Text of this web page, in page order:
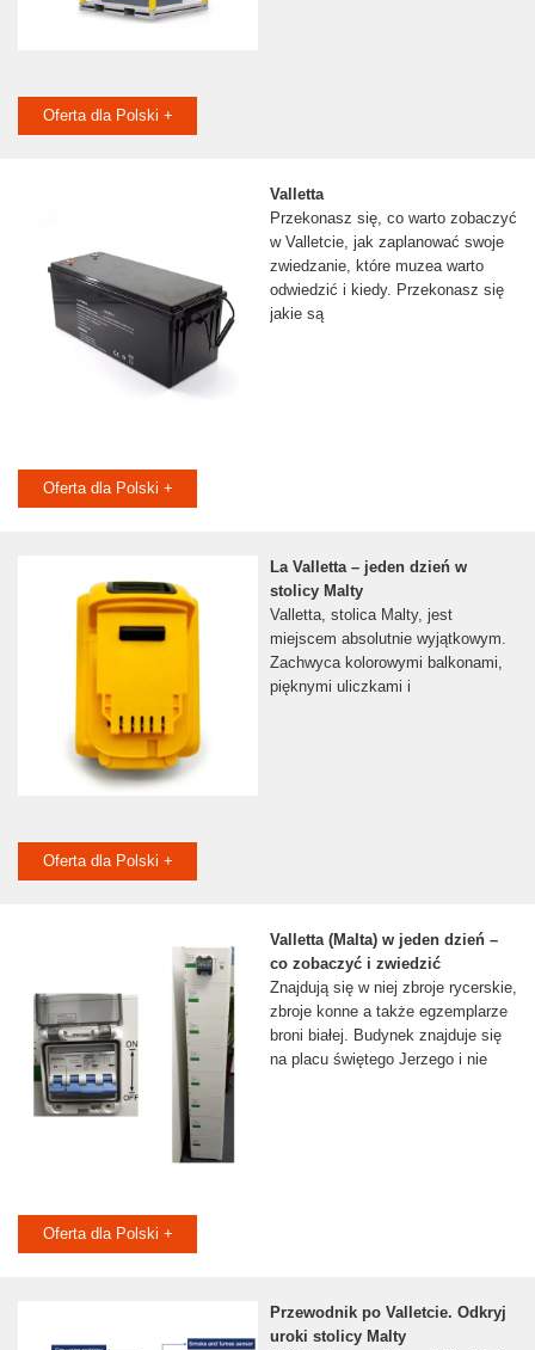
Oferta dla Polski +
Valletta
Przekonasz się, co warto zobaczyć
w Valletcie, jak zaplanować swoje
zwiedzanie, które muzea warto
odwiedzić i kiedy. Przekonasz się
jakie są
Oferta dla Polski +
La Valletta – jeden dzień w
stolicy Malty
Valletta, stolica Malty, jest
miejscem absolutnie wyjątkowym.
Zachwyca kolorowymi balkonami,
pięknymi uliczkami i
Oferta dla Polski +
Valletta (Malta) w jeden dzień –
co zobaczyć i zwiedzić
Znajdują się w niej zbroje rycerskie,
zbroje konne a także egzemplarze
broni białej. Budynek znajduje się
na placu świętego Jerzego i nie
Oferta dla Polski +
Przewodnik po Valletcie. Odkryj
uroki stolicy Malty